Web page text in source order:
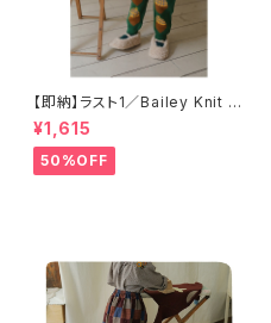
【即納】ラスト1／Bailey Knit P
ants ジャガードニットパンツ
¥1,615
50%OFF